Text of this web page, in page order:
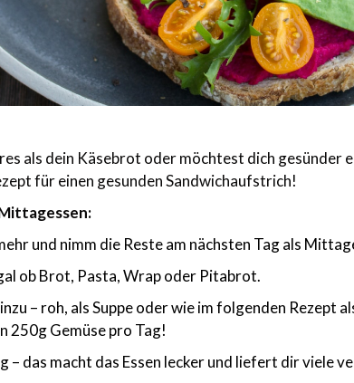
als dein Käsebrot oder möchtest dich gesünder
für einen gesunden Sandwichaufstrich!
und nimm die Reste am nächsten Tag als
ob Brot, Pasta, Wrap oder Pitabrot.
– roh, als Suppe oder wie im folgenden
250g Gemüse pro Tag!
– das macht das Essen lecker und liefert dir viele